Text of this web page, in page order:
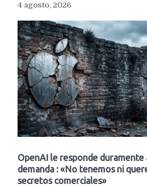
4 agosto, 2026
OpenAI le responde duramente
demanda : «No tenemos ni
secretos comerciales»